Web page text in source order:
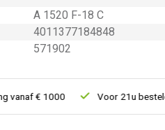
A 1520 F-18 C
4011377184848
571902
€ 1000 Voor 21u besteld,